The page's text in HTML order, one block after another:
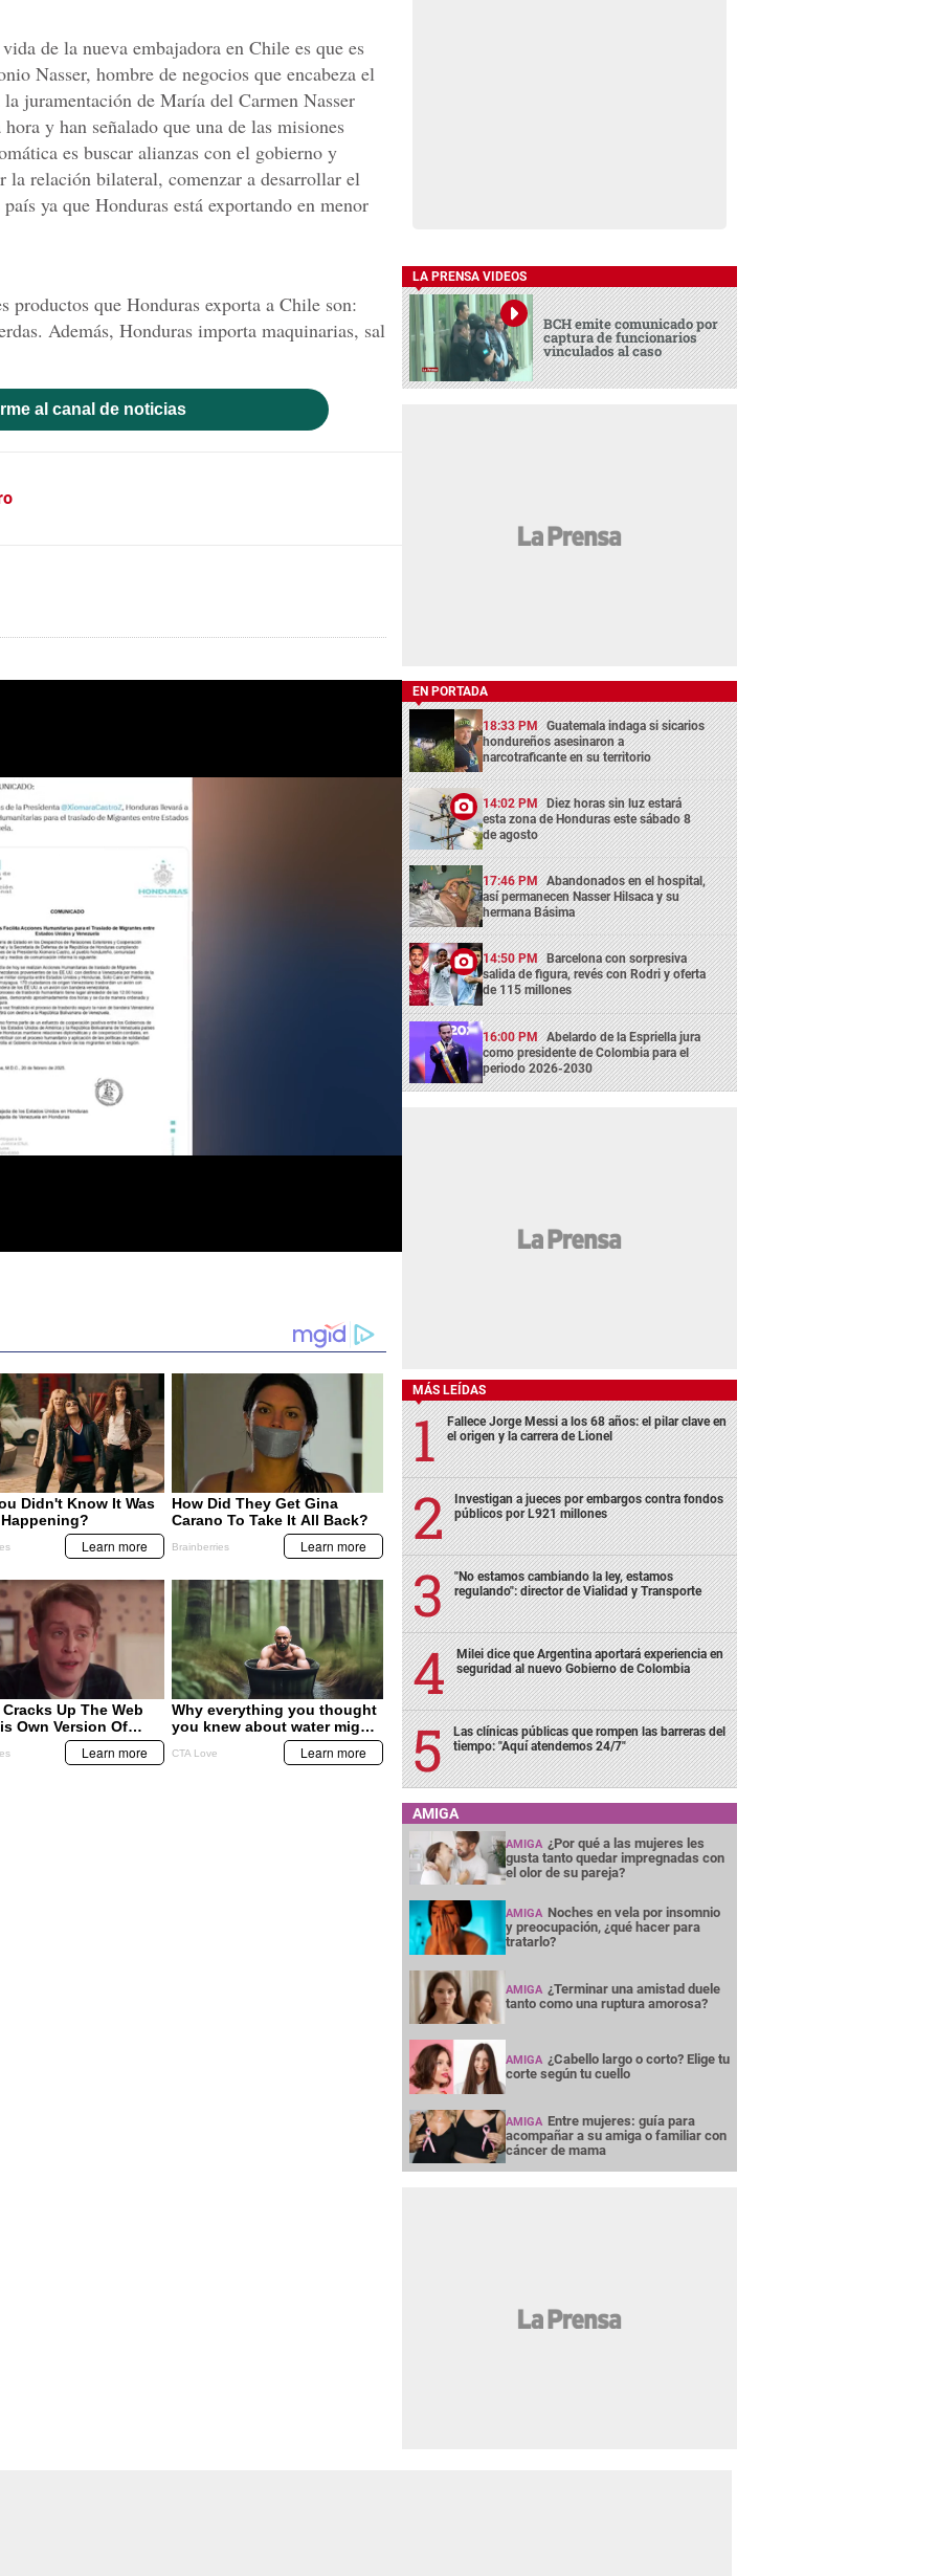
de la nueva embajadora en Chile es que es
Nasser, hombre de negocios que encabeza el
juramentación de María del Carmen Nasser
y han señalado que una de las misiones
es buscar alianzas con el gobierno y
la relación bilateral, comenzar a desarrollar el
ya que Honduras está exportando en menor
productos que Honduras exporta a Chile son:
Además, Honduras importa maquinarias, sal
al canal de noticias
LA PRENSA VIDEOS
BCH emite comunicado por
captura de funcionarios
vinculados al caso
EN PORTADA
18:33 PM Guatemala indaga si sicarios
hondureños asesinaron a
narcotraficante en su territorio
14:02 PM Diez horas sin luz estará
esta zona de Honduras este sábado 8
de agosto
17:46 PM Abandonados en el hospital,
así permanecen Nasser Hilsaca y su
hermana Básima
14:50 PM Barcelona con sorpresiva
salida de figura, revés con Rodri y oferta
de 115 millones
16:00 PM Abelardo de la Espriella jura
como presidente de Colombia para el
periodo 2026-2030
MÁS LEÍDAS
Fallece Jorge Messi a los 68 años: el pilar clave en
el origen y la carrera de Lionel
Investigan a jueces por embargos contra fondos
públicos por L921 millones
"No estamos cambiando la ley, estamos
regulando": director de Vialidad y Transporte
Milei dice que Argentina aportará experiencia en
seguridad al nuevo Gobierno de Colombia
Las clínicas públicas que rompen las barreras del
tiempo: "Aquí atendemos 24/7"
AMIGA
AMIGA ¿Por qué a las mujeres les
gusta tanto quedar impregnadas con
el olor de su pareja?
AMIGA Noches en vela por insomnio
y preocupación, ¿qué hacer para
tratarlo?
AMIGA ¿Terminar una amistad duele
tanto como una ruptura amorosa?
AMIGA ¿Cabello largo o corto? Elige tu
corte según tu cuello
AMIGA Entre mujeres: guía para
acompañar a su amiga o familiar con
cáncer de mama